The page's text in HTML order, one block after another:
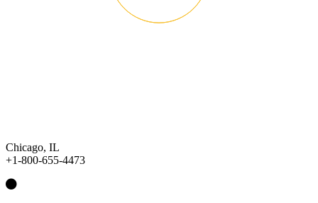
Chicago, IL
+1-800-655-4473